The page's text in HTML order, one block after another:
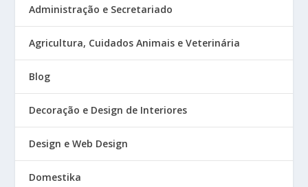
Administração e Secretariado
Agricultura, Cuidados Animais e Veterinária
Blog
Decoração e Design de Interiores
Design e Web Design
Domestika